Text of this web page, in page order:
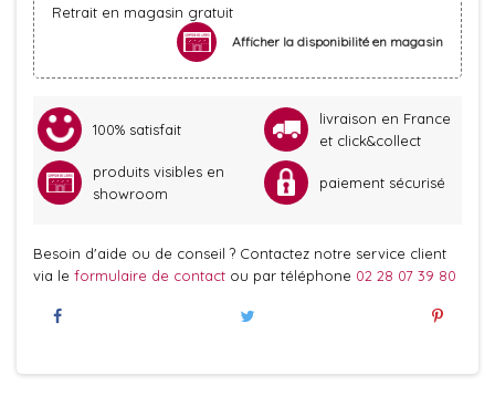
Retrait en magasin gratuit
Afficher la disponibilité en magasin
100% satisfait
livraison en France
et click&collect
produits visibles en
showroom
paiement sécurisé
Besoin d'aide ou de conseil ? Contactez notre service client
via le formulaire de contact ou par téléphone 02 28 07 39 80